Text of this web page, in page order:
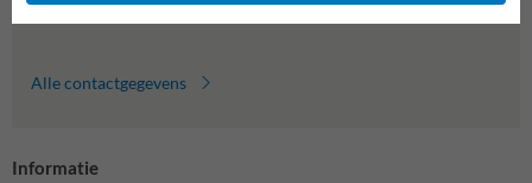
info@trafficsupply.nl
Alle contactgegevens
Informatie